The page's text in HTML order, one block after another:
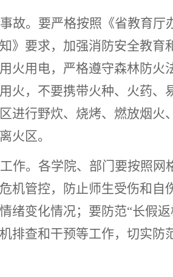
故。 要严格按照《省教育厅
》要求，加强消防安全教育
火用电，严格遵守森林防火
火，不要携带火种、火药、
进行野炊、烧烤、燃放烟火
火区。
作。 各学院、部门要按照网
机管控，防止师生受伤和自
绪变化情况；要防范“长假
排查和干预等工作，切实防